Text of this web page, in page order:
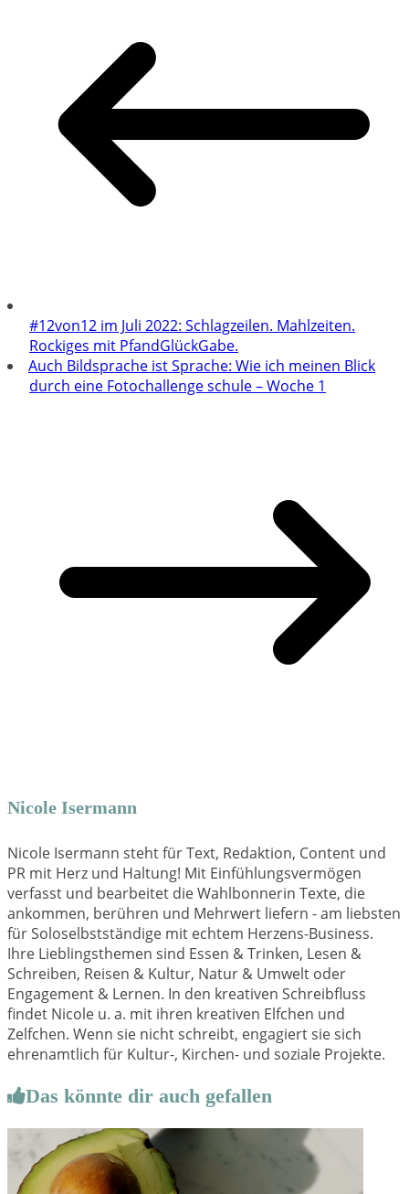
#12von12 im Juli 2022: Schlagzeilen. Mahlzeiten.
Rockiges mit PfandGlückGabe.
Auch Bildsprache ist Sprache: Wie ich meinen Blick
durch eine Fotochallenge schule – Woche 1
Nicole Isermann
Nicole Isermann steht für Text, Redaktion, Content und
PR mit Herz und Haltung! Mit Einfühlungsvermögen
verfasst und bearbeitet die Wahlbonnerin Texte, die
ankommen, berühren und Mehrwert liefern - am liebsten
für Soloselbstständige mit echtem Herzens-Business.
Ihre Lieblingsthemen sind Essen & Trinken, Lesen &
Schreiben, Reisen & Kultur, Natur & Umwelt oder
Engagement & Lernen. In den kreativen Schreibfluss
findet Nicole u. a. mit ihren kreativen Elfchen und
Zelfchen. Wenn sie nicht schreibt, engagiert sie sich
ehrenamtlich für Kultur-, Kirchen- und soziale Projekte.
Das könnte dir auch gefallen